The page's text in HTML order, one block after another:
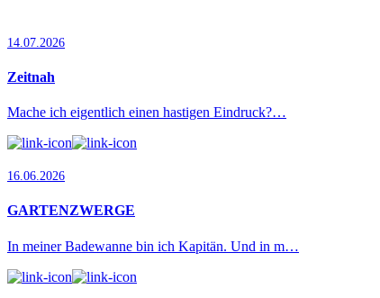
14.07.2026
Zeitnah
Mache ich eigentlich einen hastigen Eindruck?…
16.06.2026
GARTENZWERGE
In meiner Badewanne bin ich Kapitän. Und in m…